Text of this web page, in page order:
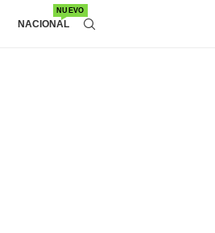
NACIONAL
NUEVO